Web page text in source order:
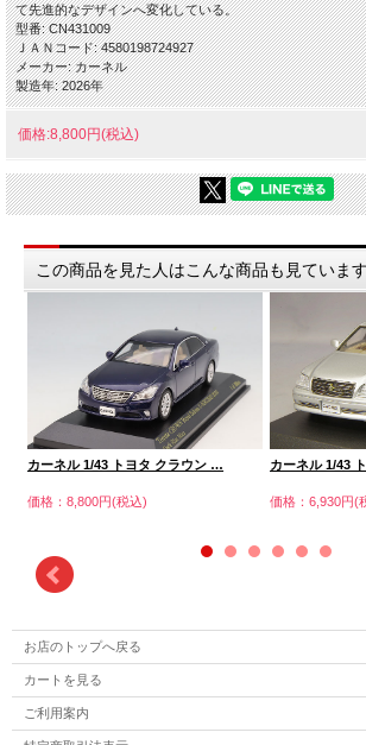
て先進的なデザインへ変化している。
型番: CN431009
ＪＡＮコード: 4580198724927
メーカー: カーネル
製造年: 2026年
価格:8,800円(税込)
この商品を見た人はこんな商品も見ています
カーネル 1/43 トヨタ クラウン …
価格：8,800円(税込)
カーネル 1/43
価格：6,930円(
お店のトップへ戻る
カートを見る
ご利用案内